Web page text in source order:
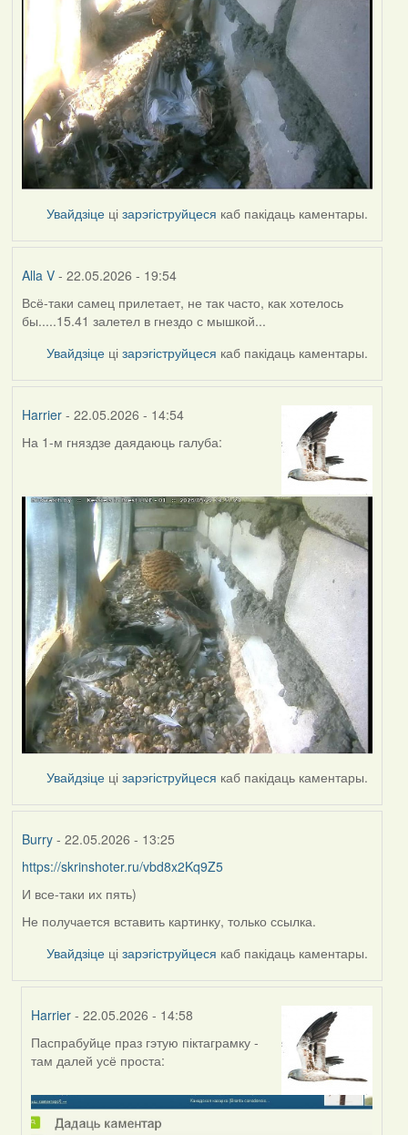
Увайдзіце цізарэгіструйцеся каб пакідаць каментары.
Alla V- 22.05.2026 - 19:54
Всё-таки самец прилетает, не так часто, как хотелось
бы.....15.41 залетел в гнездо с мышкой...
Увайдзіце цізарэгіструйцеся каб пакідаць каментары.
Harrier- 22.05.2026 - 14:54
На 1-м гняздзе даядаюць галуба:
Увайдзіце цізарэгіструйцеся каб пакідаць каментары.
Burry- 22.05.2026 - 13:25
https://skrinshoter.ru/vbd8x2Kq9Z5
И все-таки их пять)
Не получается вставить картинку, только ссылка.
Увайдзіце цізарэгіструйцеся каб пакідаць каментары.
Harrier - 22.05.2026 - 14:58
In
reply
by
Burry
Паспрабуйце праз гэтую піктаграмку -
там далей усё проста: